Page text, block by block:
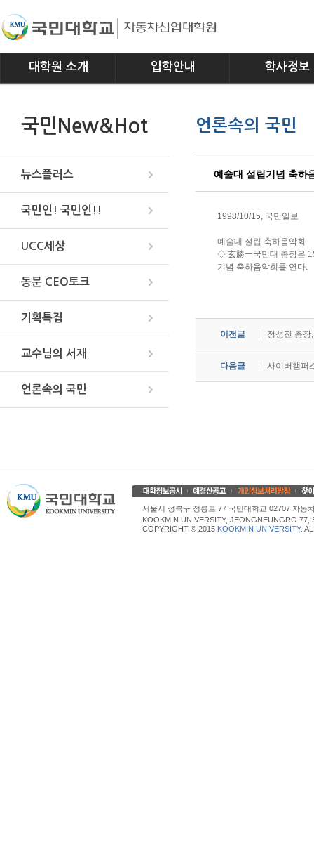
대학원 소개
연혁
입학안내 학사정보
교과과정
국민New&Hot
뉴스플러스
국민인! 국민인!!
UCC세상
동문 CEO토크
기획특집
교수님의 서재
언론속의 국민
언론속의 국민
예술대 설립기념 축하
1998/10/15, 국민일보
예술대 설립 축하음악회
◇ 玄勝一국민대 총장은
기념 축하음악회를 연다.
이전글 정성진 총장
다음글 사이버캠퍼
서울시 성북구 정릉로 77 국민대학교 02707 자동
KOOKMIN UNIVERSITY, JEONGNEUNGRO
COPYRIGHT © 2015 KOOKMIN UNIVERSITY.